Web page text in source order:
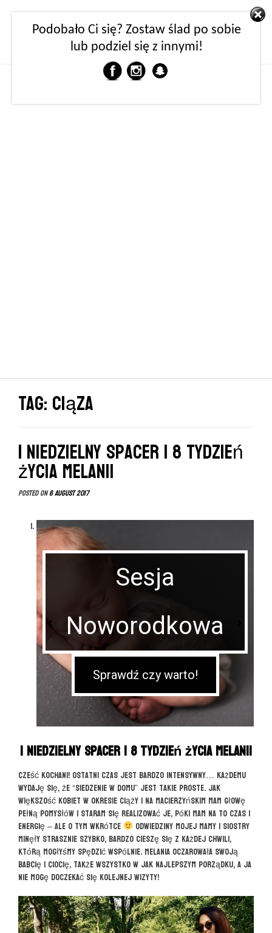
MENU
Tag: ciąza
| Niedzielny spacer | 8 tydzień
życia Melanii
Posted on6 August 2017
Sesja
Noworodkowa
Sprawdź czy warto!
| Niedzielny spacer | 8 tydzień życia Melanii
Cześć Kochani! Ostatni czas jest bardzo intensywny… Każdemu
wydaję się, że “siedzenie w domu” jest takie proste. Jak
większość kobiet w okresie ciąży i na macierzyńskim mam głowę
pełną pomysłów i staram się realizować je, póki mam na to czas i
energię – ale o tym wkrótce
Odwiedziny mojej mamy i siostry
minęły strasznie szybko, bardzo cieszę się z każdej chwili,
którą mogłyśmy spędzić wspólnie. Melania oczarowała swoją
babcię i ciocię, także wszystko w jak najlepszym porządku, a ja
nie mogę doczekać się kolejnej wizyty!
Podobało Ci się? Zostaw ślad po sobie
lub podziel się z innymi!